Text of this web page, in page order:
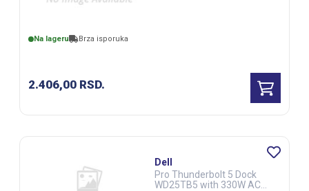
Na lageru Brza isporuka
2.406,00 RSD.
Dell
Pro Thunderbolt 5 Dock
WD25TB5 with 330W AC